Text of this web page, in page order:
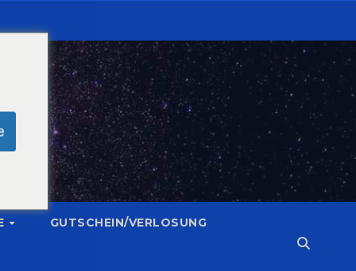
GUTSCHEIN/VERLOSUNG